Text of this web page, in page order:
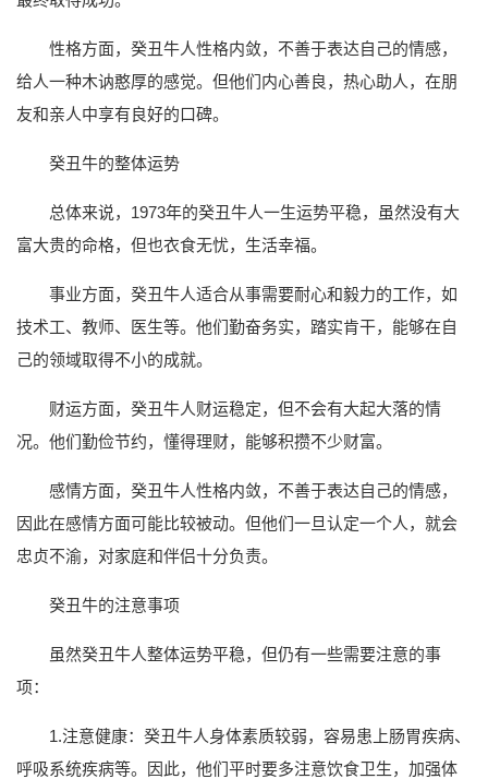
性格方面，癸丑牛人性格内敛，不善于表达自己的情感，
给人一种木讷憨厚的感觉。但他们内心善良，热心助人，在朋
友和亲人中享有良好的口碑。
癸丑牛的整体运势
总体来说，1973年的癸丑牛人一生运势平稳，虽然没有大
富大贵的命格，但也衣食无忧，生活幸福。
事业方面，癸丑牛人适合从事需要耐心和毅力的工作，如
技术工、教师、医生等。他们勤奋务实，踏实肯干，能够在自
己的领域取得不小的成就。
财运方面，癸丑牛人财运稳定，但不会有大起大落的情
况。他们勤俭节约，懂得理财，能够积攒不少财富。
感情方面，癸丑牛人性格内敛，不善于表达自己的情感，
因此在感情方面可能比较被动。但他们一旦认定一个人，就会
忠贞不渝，对家庭和伴侣十分负责。
癸丑牛的注意事项
虽然癸丑牛人整体运势平稳，但仍有一些需要注意的事
项：
1.注意健康：癸丑牛人身体素质较弱，容易患上肠胃疾病、
呼吸系统疾病等。因此，他们平时要多注意饮食卫生，加强体